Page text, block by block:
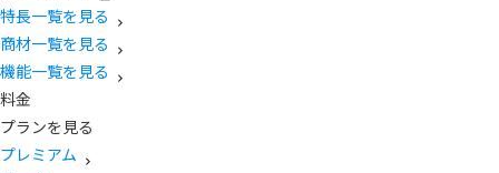
特長一覧を見る
商材一覧を見る
機能一覧を見る
料金
プランを見る
プレミアム